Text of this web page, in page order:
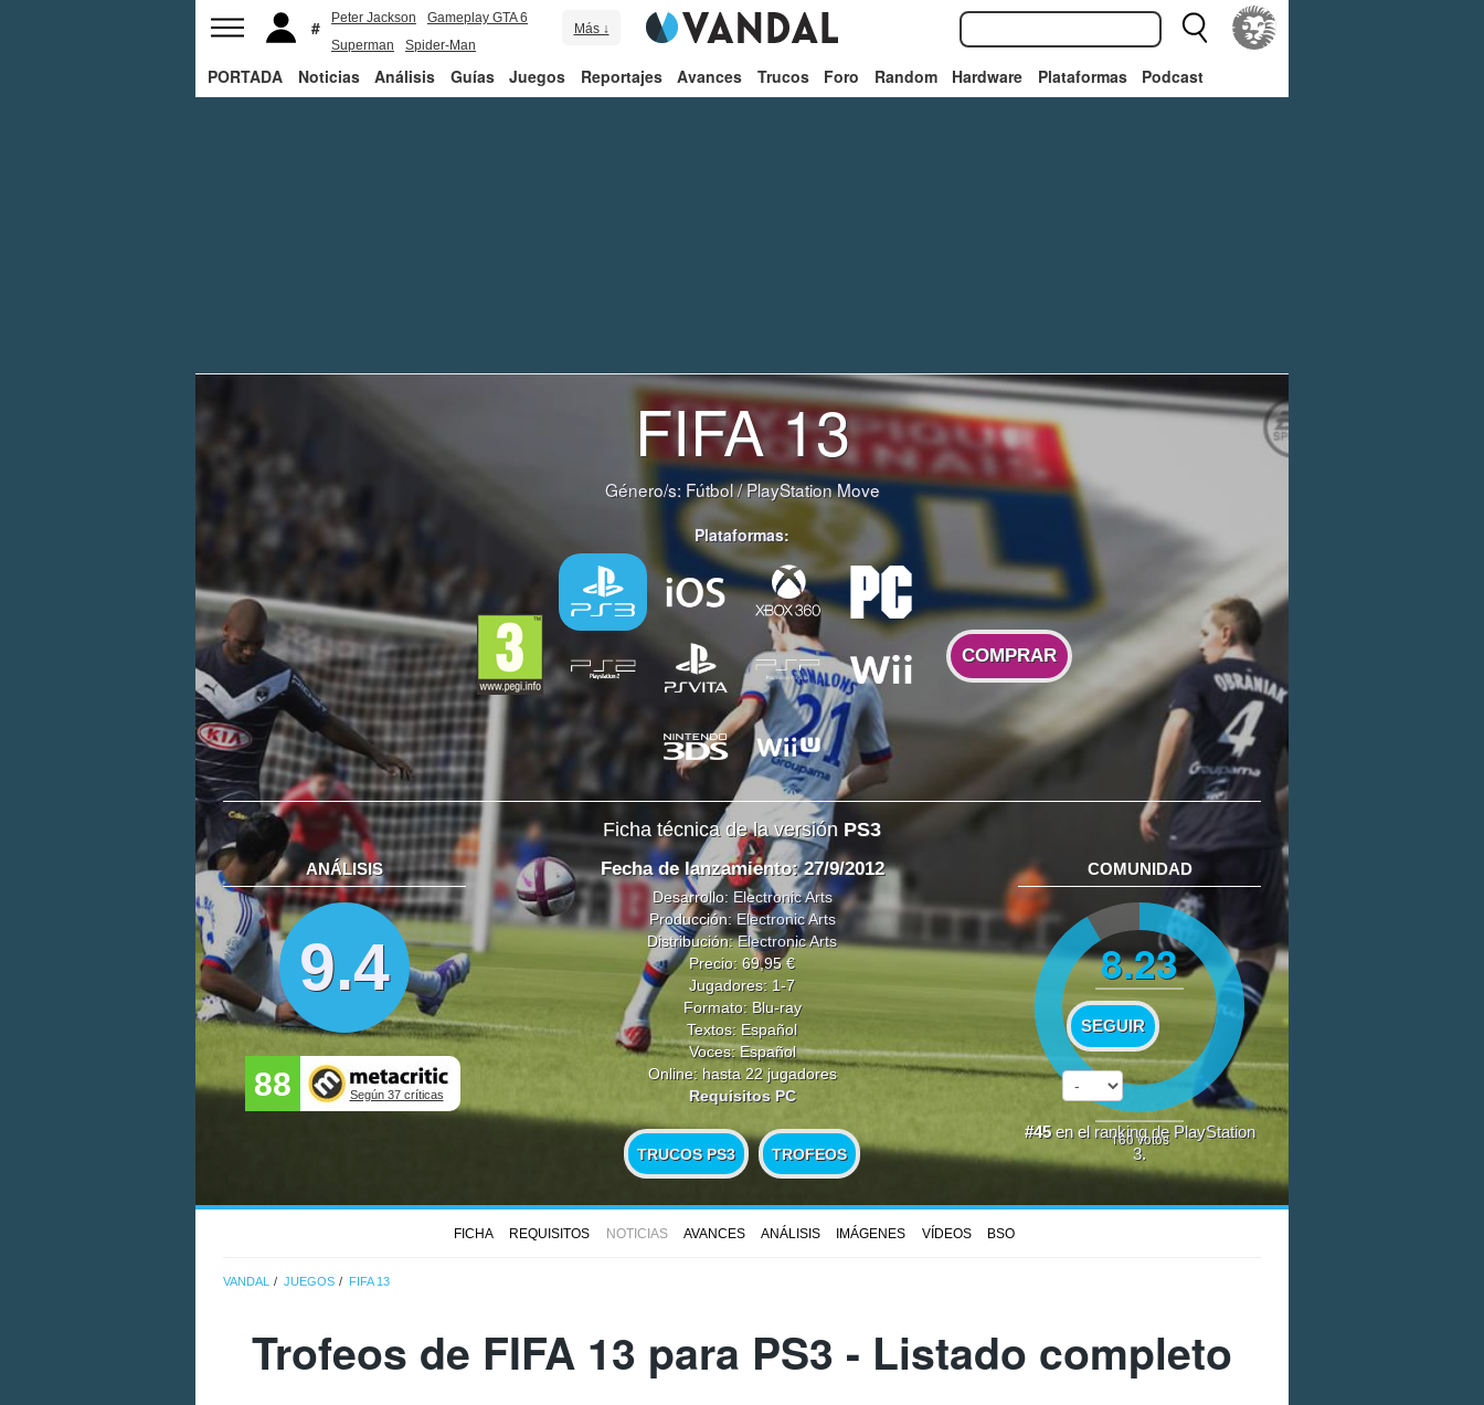
Peter Jackson
Gameplay GTA 6
Superman
Spider-Man
Más ↓
PORTADA Noticias Análisis Guías Juegos Reportajes Avances Trucos Foro Random Hardware Plataformas Podcast
FIFA 13
Género/s: Fútbol/PlayStation Move
Plataformas:
COMPRAR
Ficha técnica de la versión PS3
ANÁLISIS
9.4
88 Según 37 críticas
Fecha de lanzamiento: 27/9/2012
Desarrollo:Electronic Arts
Producción:Electronic Arts
Distribución:Electronic Arts
Precio: 69,95 €
Jugadores: 1-7
Formato: Blu-ray
Textos: Español
Voces: Español
Online: hasta 22 jugadores
Requisitos PC
TRUCOS PS3 TROFEOS
COMUNIDAD
8.23
SEGUIR
160votos
#45en el ranking de PlayStation
3.
FICHA REQUISITOS NOTICIAS AVANCES ANÁLISIS IMÁGENES VÍDEOS BSO
VANDAL JUEGOS FIFA 13
Trofeos de FIFA 13 para PS3 - Listado completo